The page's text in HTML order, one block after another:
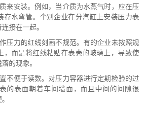
来安装。例如，当介质为水蒸气时，应在压
存水弯管。个别企业在分汽缸上安装压力表
接在一起。
压力的红线刻画不规范。有的企业未按照规
，而是将红线粘贴在表壳的玻璃上，导致使
的现象。
不便于读数。对压力容器进行定期检验的过
的表面朝着车间墙面，而且中间的间隙很